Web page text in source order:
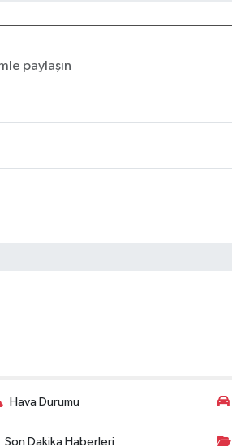
Hava Durumu
Son Dakika Haberleri